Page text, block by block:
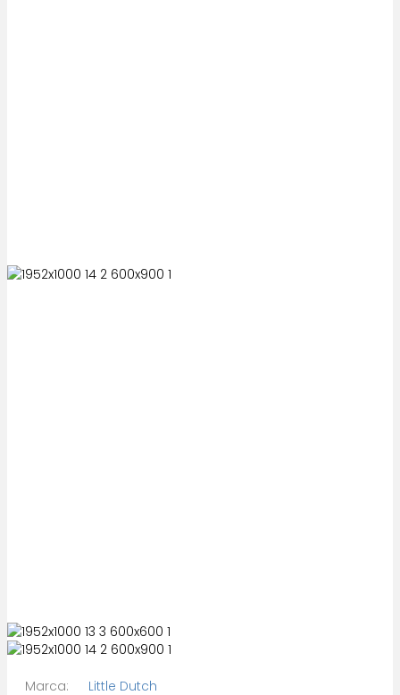
Marca:
Little Dutch